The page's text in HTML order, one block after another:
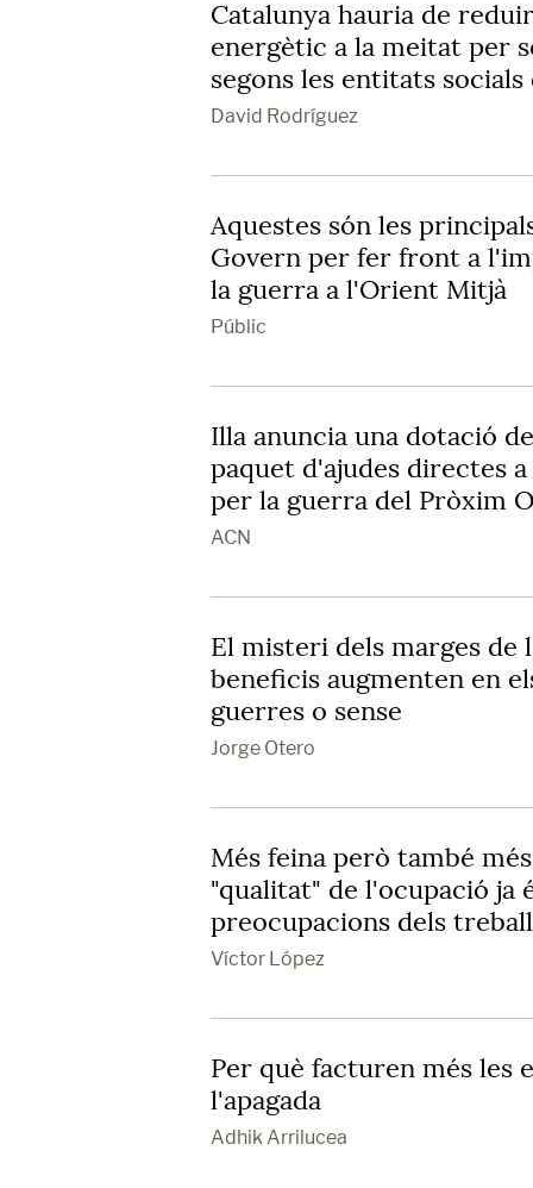
Catalunya hauria de
energètic a la meitat per
segons les entitats
David Rodríguez
Aquestes són les
Govern per fer front a
la guerra a l'Orient Mitjà
Públic
Illa anuncia una dotació
paquet d'ajudes directes
per la guerra del Pròxim
ACN
El misteri dels marges de
beneficis augmenten en
guerres o sense
Jorge Otero
Més feina però també
"qualitat" de l'ocupació ja
preocupacions dels
Víctor López
Per què facturen més les
l'apagada
Adhik Arrilucea